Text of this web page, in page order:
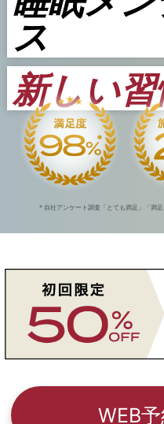
ス
新しい習
* 自社アンケート調査「とても満足」「満
WEB